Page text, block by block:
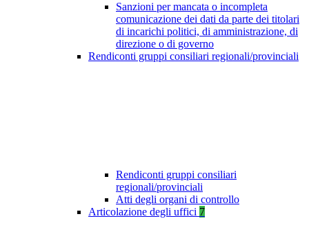
Sanzioni per mancata o incompleta
comunicazione dei dati da parte dei titolari
di incarichi politici, di amministrazione, di
direzione o di governo
Rendiconti gruppi consiliari regionali/provinciali
Rendiconti gruppi consiliari
regionali/provinciali
Atti degli organi di controllo
Articolazione degli uffici 7